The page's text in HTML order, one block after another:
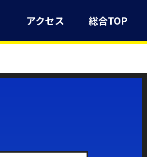
アクセス 総合TOP